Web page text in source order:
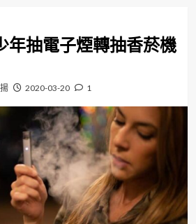
年抽電子煙轉抽香菸機
2020-03-20 1